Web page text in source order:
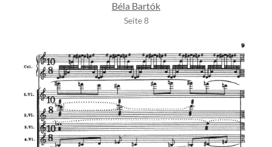
Béla Bartók
Seite 8